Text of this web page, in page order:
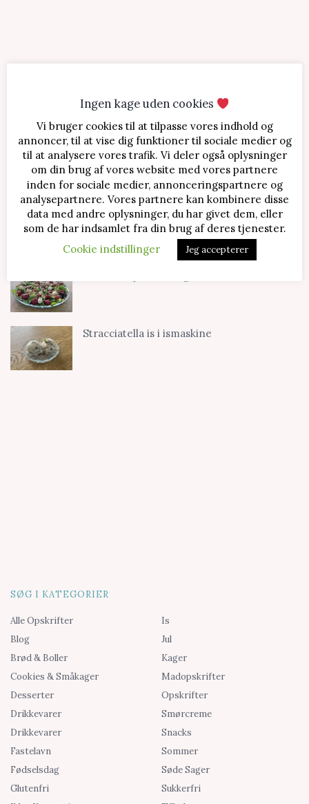
SENESTE OPSKRIFTER
Jordbærtærte med mascarponecreme
Klassisk cheesecake med kirsebær
Stracciatella is i ismaskine
SØG I KATEGORIER
Alle Opskrifter
Blog
Brød & Boller
Cookies & Småkager
Desserter
Drikkevarer
Drikkevarer
Fastelavn
Fødselsdag
Glutenfri
Is
Jul
Kager
Madopskrifter
Opskrifter
Smørcreme
Snacks
Sommer
Søde Sager
Sukkerfri
Ingen kage uden cookies
Vi bruger cookies til at tilpasse vores indhold og
annoncer, til at vise dig funktioner til sociale medier og
til at analysere vores trafik. Vi deler også oplysninger
om din brug af vores website med vores partnere
inden for sociale medier, annonceringspartnere og
analysepartnere. Vores partnere kan kombinere disse
data med andre oplysninger, du har givet dem, eller
som de har indsamlet fra din brug af deres tjenester.
Cookie indstillinger
Jeg accepterer